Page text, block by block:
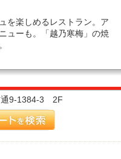
を楽しめるレストラン。ア
ューも。「越乃寒梅」の焼
通9-1384-3 2F